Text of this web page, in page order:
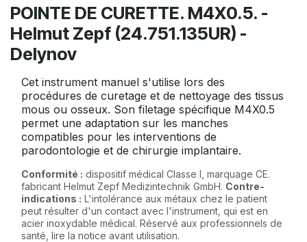
POINTE DE CURETTE. M4X0.5. -
Helmut Zepf (24.751.135UR) -
Delynov
Cet instrument manuel s'utilise lors des
procédures de curetage et de nettoyage des tissus
mous ou osseux. Son filetage spécifique M4X0.5
permet une adaptation sur les manches
compatibles pour les interventions de
parodontologie et de chirurgie implantaire.
Conformité : dispositif médical Classe I, marquage CE.
fabricant Helmut Zepf Medizintechnik GmbH. Contre-
indications : L'intolérance aux métaux chez le patient
peut résulter d'un contact avec l'instrument, qui est en
acier inoxydable médical. Réservé aux professionnels de
santé, lire la notice avant utilisation.